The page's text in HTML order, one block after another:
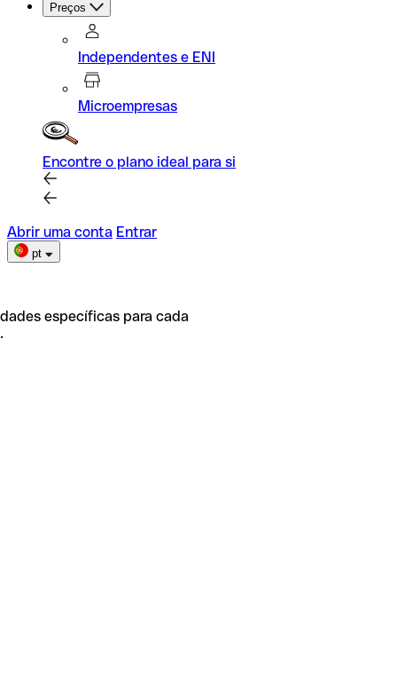
Preços
Independentes e ENI
Microempresas
Encontre o plano ideal para si
Abrir uma conta Entrar
pt
específicas para cada